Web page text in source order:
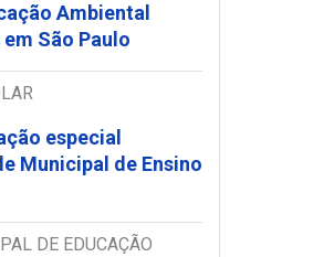
Ambiental
São Paulo
especial
Municipal de Ensino
DE EDUCAÇÃO